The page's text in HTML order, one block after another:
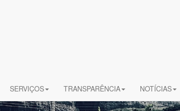
SERVIÇOS TRANSPARÊNCIA NOTÍCIAS